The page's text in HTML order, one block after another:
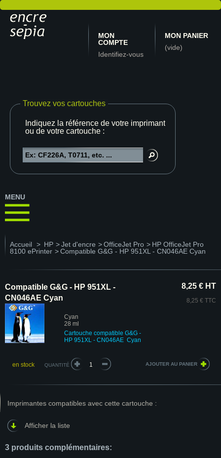
MON
COMPTE
Identifiez-vous
MON PANIER
(vide)
Trouvez vos cartouches
Indiquez la référence de votre imprimante
ou de votre cartouche :
MENU
Accueil > HP >Jet d'encre >OfficeJet Pro > HP OfficeJet Pro
8100 ePrinter >Compatible G&G - HP 951XL - CN046AE Cyan
Compatible G&G - HP 951XL -
CN046AE Cyan
Cyan
28 ml
Cartouche compatible G&G -
HP 951XL - CN046AE Cyan
8,25 € HT
8,25 € TTC
en stock QUANTITÉ
Imprimantes compatibles avec cette cartouche :
Afficher la liste
3 produits complémentaires: